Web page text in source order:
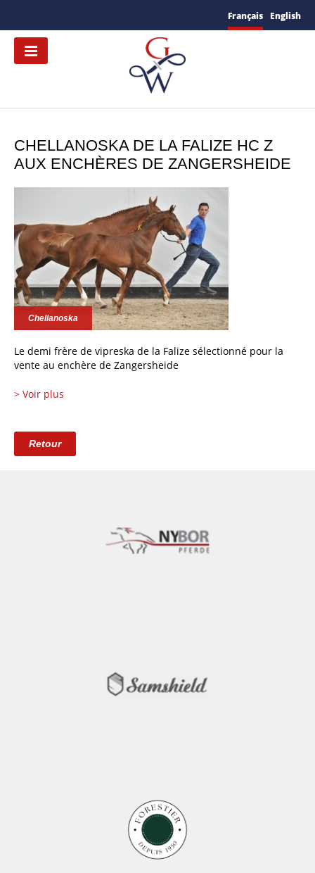
Français English
CHELLANOSKA DE LA FALIZE HC Z
AUX ENCHÈRES DE ZANGERSHEIDE
Chellanoska
Le demi frère de vipreska de la Falize sélectionné pour la
vente au enchère de Zangersheide
> Voir plus
Retour